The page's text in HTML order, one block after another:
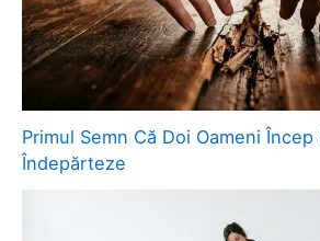
Primul Semn Că Doi Oameni Încep
Îndepărteze